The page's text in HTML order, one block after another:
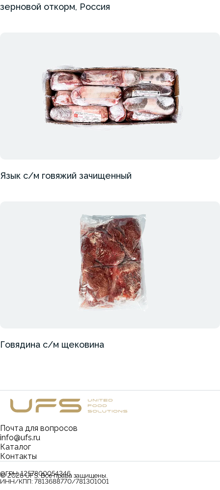
зерновой откорм, Россия
Язык с/м говяжий зачищенный
Говядина с/м щековина
Каталог
Контакты
Почта для вопросов
info@ufs.ru
©2026UFS. Все права защищены.
ОГРН:1257800054346
ИНН/КПП: 7813688770/781301001